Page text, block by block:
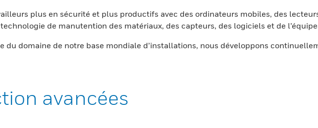
plus en sécurité et plus productifs avec des ordinateurs mobiles, des
de manutention des matériaux, des capteurs, des logiciels et de
du domaine de notre base mondiale d’installations, nous développons
avancées